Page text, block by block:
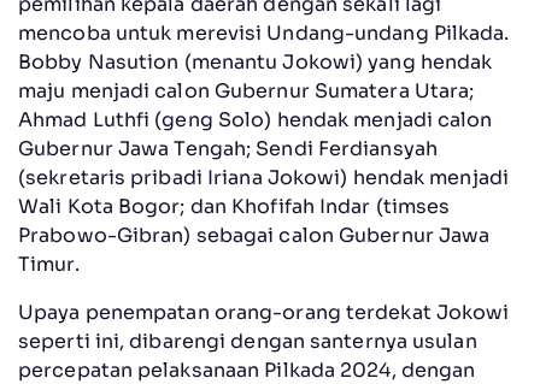
mencoba untuk merevisi Undang-undang Pilkada.
Bobby Nasution (menantu Jokowi) yang hendak
maju menjadi calon Gubernur Sumatera Utara;
Ahmad Luthfi (geng Solo) hendak menjadi calon
Gubernur Jawa Tengah; Sendi Ferdiansyah
(sekretaris pribadi Iriana Jokowi) hendak menjadi
Wali Kota Bogor; dan Khofifah Indar (timses
Prabowo-Gibran) sebagai calon Gubernur Jawa
Timur.
Upaya penempatan orang-orang terdekat Jokowi
seperti ini, dibarengi dengan santernya usulan
percepatan pelaksanaan Pilkada 2024, dengan